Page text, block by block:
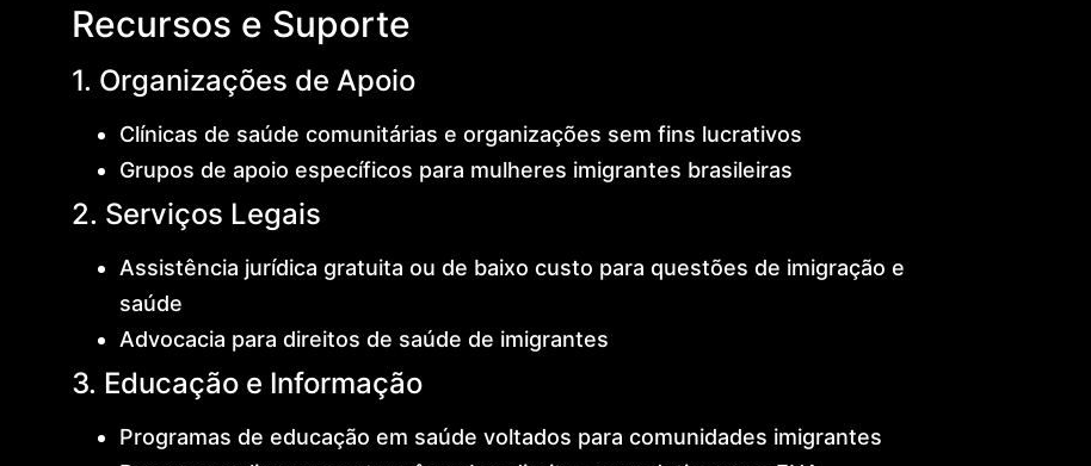
Recursos e Suporte
1. Organizações de Apoio
Clínicas de saúde comunitárias e organizações sem fins lucrativos
Grupos de apoio específicos para mulheres imigrantes brasileiras
2. Serviços Legais
Assistência jurídica gratuita ou de baixo custo para questões de imigração e
saúde
Advocacia para direitos de saúde de imigrantes
3. Educação e Informação
Programas de educação em saúde voltados para comunidades imigrantes